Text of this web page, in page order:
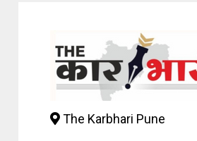
The Karbhari Pune